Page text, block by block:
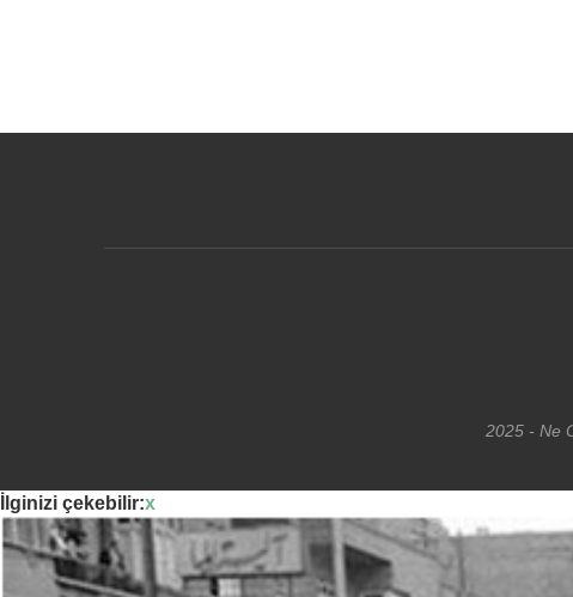
2025 - Ne
İlginizi çekebilir:x